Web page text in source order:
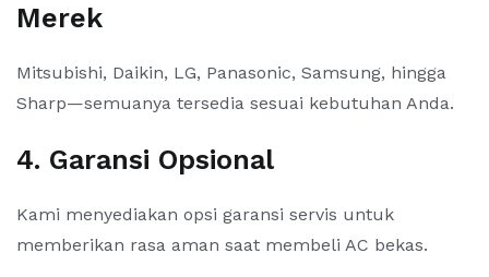
Merek
Mitsubishi, Daikin, LG, Panasonic, Samsung, hingga
Sharp—semuanya tersedia sesuai kebutuhan Anda.
4. Garansi Opsional
Kami menyediakan opsi garansi servis untuk
memberikan rasa aman saat membeli AC bekas.